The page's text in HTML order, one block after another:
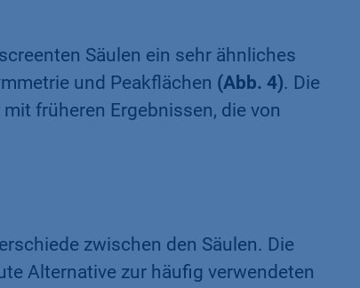
Säulen ein sehr ähnliches
und Peakflächen (Abb. 4). Die
früheren Ergebnissen, die von
zwischen den Säulen. Die
Alternative zur häufig verwendeten